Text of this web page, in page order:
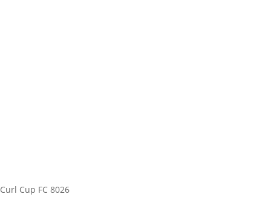
Curl Cup FC 8026